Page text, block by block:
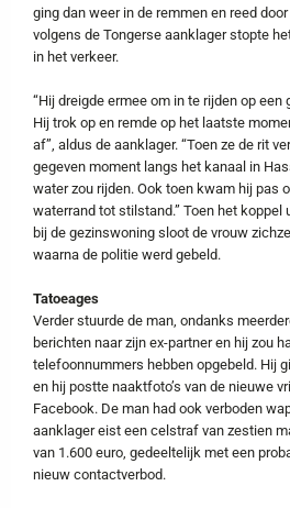
ging dan weer in de remmen en reed
volgens de Tongerse aanklager stopte
in het verkeer.
“Hij dreigde ermee om in te rijden op
Hij trok op en remde op het laatste
af”, aldus de aanklager. “Toen ze de rit
gegeven moment langs het kanaal in
water zou rijden. Ook toen kwam hij pas
waterrand tot stilstand.” Toen het
bij de gezinswoning sloot de vrouw
waarna de politie werd gebeld.
Tatoeages
Verder stuurde de man, ondanks
berichten naar zijn ex-partner en hij zou
telefoonnummers hebben opgebeld. Hij
en hij postte naaktfoto’s van de nieuwe
Facebook. De man had ook verboden
aanklager eist een celstraf van zestien
van 1.600 euro, gedeeltelijk met een
nieuw contactverbod.